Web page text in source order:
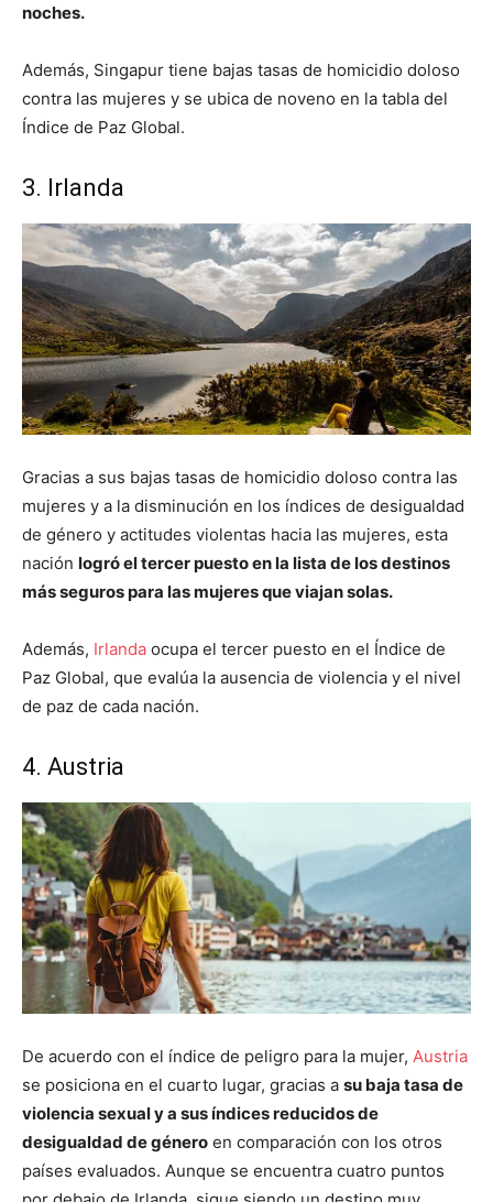
noches.
Además, Singapur tiene bajas tasas de homicidio doloso
contra las mujeres y se ubica de noveno en la tabla del
Índice de Paz Global.
3. Irlanda
Gracias a sus bajas tasas de homicidio doloso contra las
mujeres y a la disminución en los índices de desigualdad
de género y actitudes violentas hacia las mujeres, esta
nación logró el tercer puesto en la lista de los destinos
más seguros para las mujeres que viajan solas.
Además, Irlanda ocupa el tercer puesto en el Índice de
Paz Global, que evalúa la ausencia de violencia y el nivel
de paz de cada nación.
4. Austria
De acuerdo con el índice de peligro para la mujer, Austria
se posiciona en el cuarto lugar, gracias a su baja tasa de
violencia sexual y a sus índices reducidos de
desigualdad de género en comparación con los otros
países evaluados. Aunque se encuentra cuatro puntos